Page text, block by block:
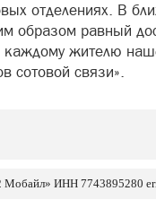
отделениях. В
образом равный
каждому жителю
сотовой связи».
Мобайл» ИНН 7743895280